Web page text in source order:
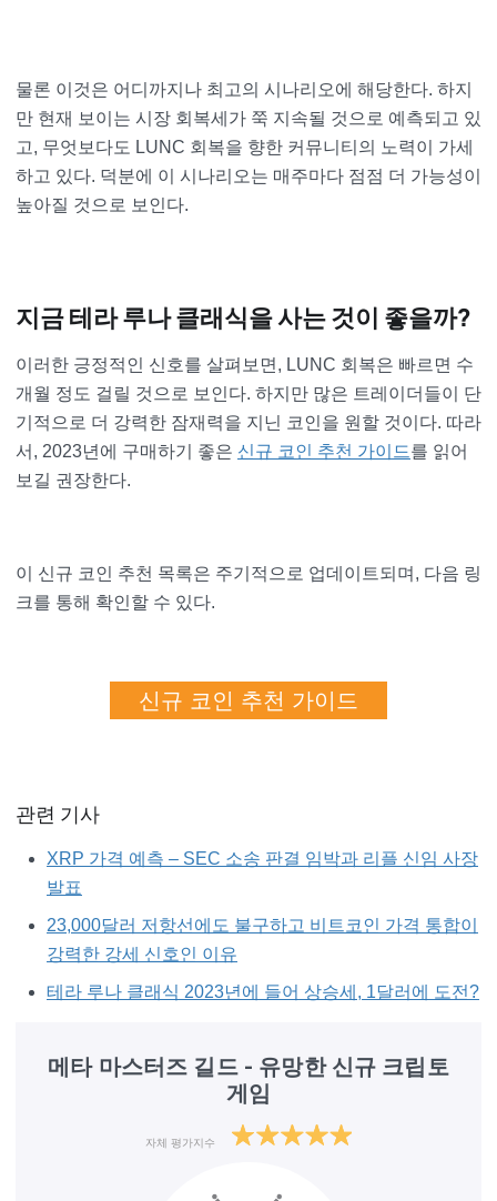
물론 이것은 어디까지나 최고의 시나리오에 해당한다. 하지
만 현재 보이는 시장 회복세가 쭉 지속될 것으로 예측되고 있
고, 무엇보다도 LUNC 회복을 향한 커뮤니티의 노력이 가세
하고 있다. 덕분에 이 시나리오는 매주마다 점점 더 가능성이
높아질 것으로 보인다.
지금 테라 루나 클래식을 사는 것이 좋을까?
이러한 긍정적인 신호를 살펴보면, LUNC 회복은 빠르면 수
개월 정도 걸릴 것으로 보인다. 하지만 많은 트레이더들이 단
기적으로 더 강력한 잠재력을 지닌 코인을 원할 것이다. 따라
서, 2023년에 구매하기 좋은 신규 코인 추천 가이드를 읽어
보길 권장한다.
이 신규 코인 추천 목록은 주기적으로 업데이트되며, 다음 링
크를 통해 확인할 수 있다.
신규 코인 추천 가이드
관련 기사
XRP 가격 예측 – SEC 소송 판결 임박과 리플 신임 사장
발표
23,000달러 저항선에도 불구하고 비트코인 가격 통합이
강력한 강세 신호인 이유
테라 루나 클래식 2023년에 들어 상승세, 1달러에 도전?
메타 마스터즈 길드 - 유망한 신규 크립토
게임
자체 평가지수